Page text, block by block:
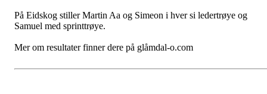
På Eidskog stiller Martin Aa og Simeon i hver si ledertrøye og
Samuel med sprinttrøye.
Mer om resultater finner dere på glåmdal-o.com